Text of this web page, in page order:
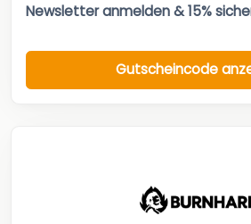
Newsletter anmelden & 15%
Gutscheincode